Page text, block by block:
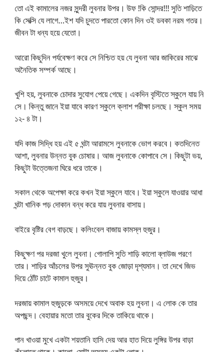
তো এই কামালের নজর সুন্দরী লুবনার উপর। উফ !কি সোন্দর!!! সুতি শাড়িতে
কি সেক্সি যে লাগে…ইশ যদি চুদতে পারতো কোন দিন ওই ডবকা নরম গতর।
জীবন টা ধন্য হয়ে যেতো।
আরো কিছুদিন পর্যবেক্ষণ করে সে নিশ্চিত হয় যে লুবনা আর জাকিরের মাঝে
অনৈতিক সম্পর্ক আছে।
খুশি হয়, লুবনাকে চোদার সুযোগ পেয়ে গেছে। একদিন বৃস্টিতে স্কুলে যায় নি
সে। কিন্তু জানে ইয়া যাবে কারণ স্কুলে ক্লাশ পরীক্ষা চলছে। স্কুল সময়
১২- ৪ টা।
যদি কাজ সিদ্ধি হয় এই ৫ ঘন্টা আরামসে লুবনাকে ভোগ করবে। কতদিনেত
আশা, লুবনার উন্নত বুক চোষার। আজ লুবনাকে কোপাবে সে। কিছুটা ভয়,
কিছুটা উত্তেজনা ঘিরে ধরে তাকে।
সকাল থেকে অপেক্ষা করে কখন ইয়া স্কুলে যাবে। ইয়া স্কুলে যাওয়ার আধা
ঘন্টা খানিক পড় দোকান বন্ধ করে যায় লুবনার বাসায়।
বাইরে বৃষ্টির বেগ বাড়ছে। কলিংবেল বাজায় কামস্ল হুজুর।
কিছুক্ষণ পর দরজা খুলে লুবনা। গোলাপি সুতি শাড়ি কালো ব্লাউজ পরণে
তার। শাড়ির আঁচলের উপর সুঊন্নত বুক জোড়া দৃশ্যমান। তা দেখে জিভ
দিয়ে ঠোঁট চাটে কামাল হুজুর।
দরজায় কামাল হুজুড়কে অসময়ে দেখে অবাক হয় লুবনা। এ লোক কে তার
অপছন্দ। বেহায়ার মতো তার বুকের দিকে তাকিয়ে থাকে।
পান খাওয়া মুখে একটা শয়তানি হাসি দেয় আর হাত দিয়ে লুঙ্গির উপর বাড়া